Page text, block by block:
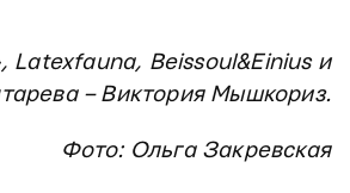
Latexfauna, Beissoul&Einius и
– Виктория Мышкориз.
Фото: Ольга Закревская